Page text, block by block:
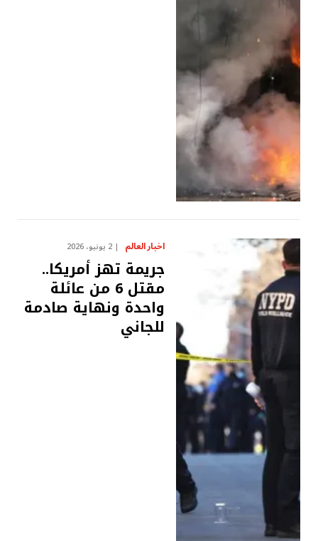
اخبار العالم 2 يونيو، 2026
جريمة تهز أمريكا..
مقتل 6 من عائلة
واحدة ونهاية صادمة
للجاني